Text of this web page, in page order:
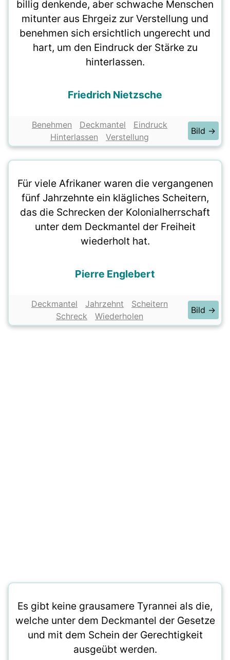
billig denkende, aber schwache Menschen
mitunter aus Ehrgeiz zur Verstellung und
benehmen sich ersichtlich ungerecht und
hart, um den Eindruck der Stärke zu
hinterlassen.
Friedrich Nietzsche
Benehmen Deckmantel
Eindruck
Hinterlassen
Verstellung
Bild →
Für viele Afrikaner waren die vergangenen
fünf Jahrzehnte ein klägliches Scheitern,
das die Schrecken der Kolonialherrschaft
unter dem Deckmantel der Freiheit
wiederholt hat.
Pierre Englebert
Deckmantel Jahrzehnt
Scheitern
Schreck
Wiederholen
Bild →
Es gibt keine grausamere Tyrannei als die,
welche unter dem Deckmantel der Gesetze
und mit dem Schein der Gerechtigkeit
ausgeübt werden.